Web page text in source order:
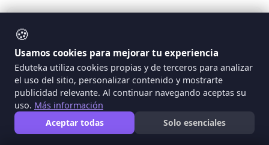
🍪
Usamos cookies para mejorar tu experiencia
Eduteka utiliza cookies propias y de terceros para analizar
el uso del sitio, personalizar contenido y mostrarte
publicidad relevante. Al continuar navegando aceptas su
uso. Más información
Aceptar todas
Solo esenciales